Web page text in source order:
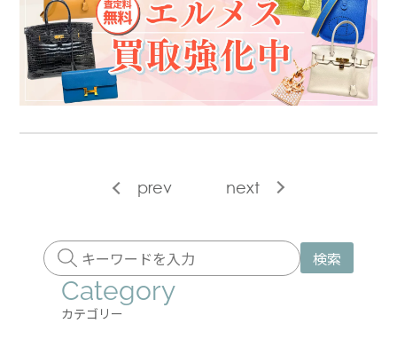
prev next
検索
Category
カテゴリー